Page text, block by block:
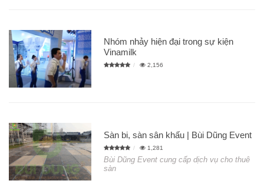
Nhóm nhảy hiện đại trong sự kiện
Vinamilk
2,156
Sàn bi, sàn sân khấu | Bùi Dũng Event
1,281
Bùi Dũng Event cung cấp dịch vụ cho thuê
sàn